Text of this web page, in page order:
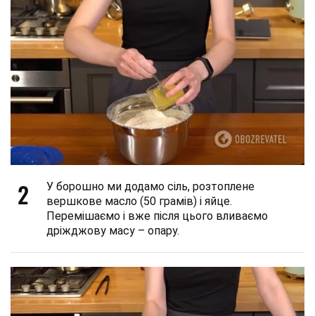
2
У борошно ми додамо сіль, розтоплене
вершкове масло (50 грамів) і яйце.
Перемішаємо і вже після цього вливаємо
дріжджову масу – опару.